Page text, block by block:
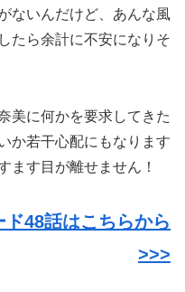
ないんだけど、あんな風
たら余計に不安になりそ
美に何かを要求してきた
か若干心配にもなります
ます目が離せません！
48話はこちらから
>>>